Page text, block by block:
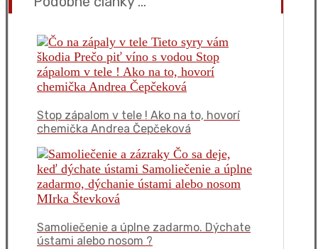
Stop zápalom v tele ! Ako na to, hovorí
chemička Andrea Čepčeková
Samoliečenie a úplne zadarmo. Dýchate
ústami alebo nosom ?